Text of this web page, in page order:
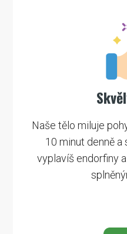
Naše tělo miluje
10 minut denně a
vyplavíš endorfiny